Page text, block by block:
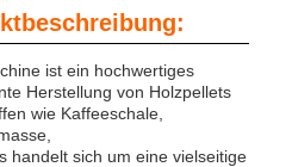
Steuerung
(Komponenten
.
".
*Luftgekühlter
Schlauch);
ist ein hochwertiges
Herstellung von Holzpellets
wie Kaffeeschale,
handelt sich um eine vielseitige